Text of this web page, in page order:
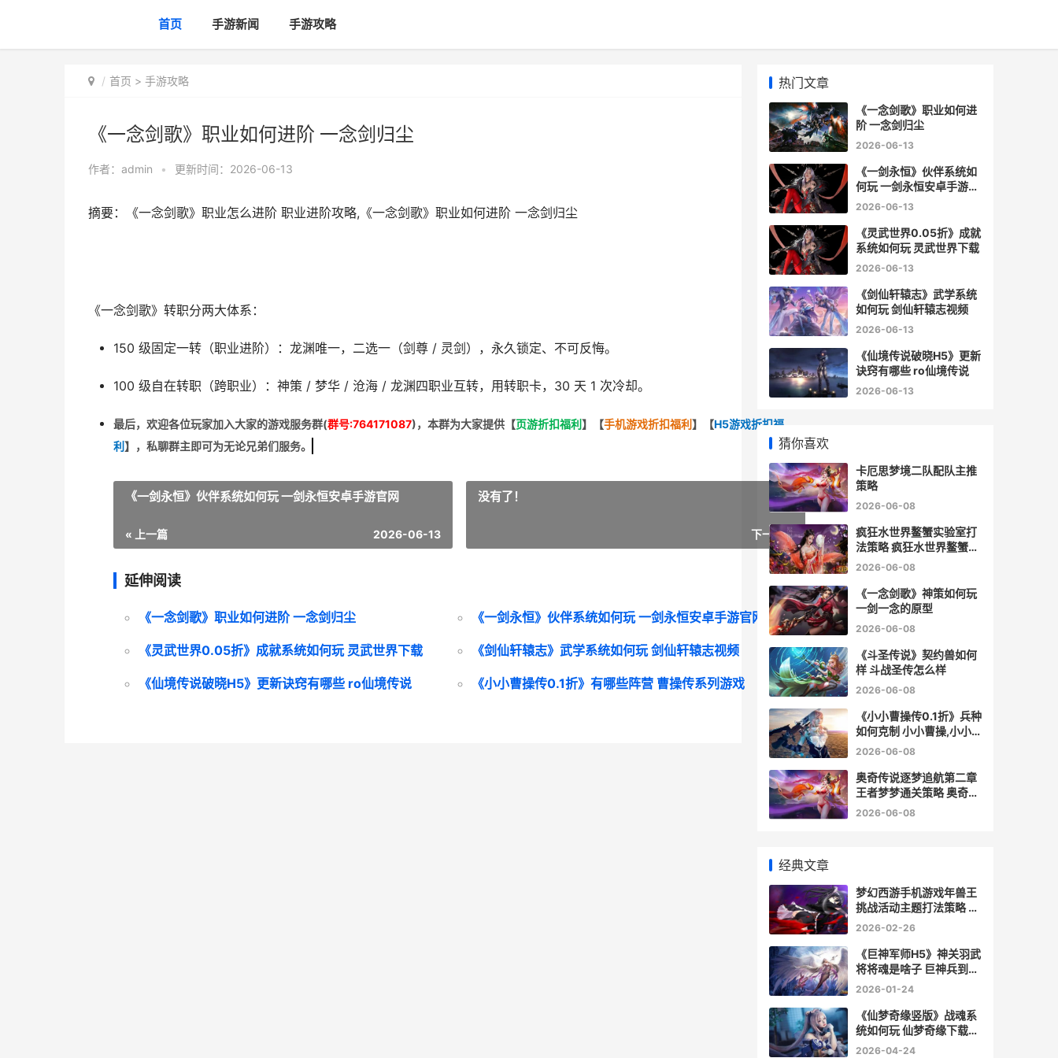
首页 手游新闻 手游攻略
首页 > 手游攻略
《一念剑歌》职业如何进阶 一念剑归尘
作者： admin • 更新时间：2026-06-13
摘要：《一念剑歌》职业怎么进阶 职业进阶攻略,《一念剑歌》职业如何进阶 一念剑归尘
《一念剑歌》转职分两大体系：
150 级固定一转（职业进阶） ：龙渊唯一，二选一（剑尊 / 灵剑），永久锁定、不可反悔。
100 级自在转职（跨职业） ：神策 / 梦华 / 沧海 / 龙渊四职业互转，用转职卡，30 天 1 次冷却。
最后，欢迎各位玩家加入大家的游戏服务群(群号:764171087)，本群为大家提供【页游折扣福利 】 【手机游戏折扣福利 】 【H5游戏折扣福
利 】 ，私聊群主即可为无论兄弟们服务。
《一剑永恒》伙伴系统如何玩 一剑永恒安卓手游官网
« 上一篇 2026-06-13
没有了！
下一篇 »
延伸阅读
《一念剑歌》职业如何进阶 一念剑归尘 《一剑永恒》伙伴系统如何玩 一剑永恒安卓手游官网
《灵武世界0.05折》成就系统如何玩 灵武世界下载 《剑仙轩辕志》武学系统如何玩 剑仙轩辕志视频
《仙境传说破晓H5》更新诀窍有哪些 ro仙境传说 《小小曹操传0.1折》有哪些阵营 曹操传系列游戏
热门文章
《一念剑歌》职业如何进
阶 一念剑归尘
2026-06-13
《一剑永恒》伙伴系统如
何玩 一剑永恒安卓手游官
网
2026-06-13
《灵武世界0.05折》成就
系统如何玩 灵武世界下载
2026-06-13
《剑仙轩辕志》武学系统
如何玩 剑仙轩辕志视频
2026-06-13
《仙境传说破晓H5》更新
诀窍有哪些 ro仙境传说
2026-06-13
猜你喜欢
卡厄思梦境二队配队主推
策略
2026-06-08
疯狂水世界鳌蟹实验室打
法策略 疯狂水世界鳌蟹怎
么获取
2026-06-08
《一念剑歌》神策如何玩
一剑一念的原型
2026-06-08
《斗圣传说》契约兽如何
样 斗战圣传怎么样
2026-06-08
《小小曹操传0.1折》兵种
如何克制 小小曹操,小小
曹操
2026-06-08
奥奇传说逐梦追航第二章
王者梦梦通关策略 奥奇传
说逐兔秋月末炎
2026-06-08
经典文章
梦幻西游手机游戏年兽王
挑战活动主题打法策略 梦
幻西游手机游戏
2026-02-26
《巨神军师H5》神关羽武
将将魂是啥子 巨神兵到底
是什么
2026-01-24
《仙梦奇缘竖版》战魂系
统如何玩 仙梦奇缘下载链
接
2026-04-24